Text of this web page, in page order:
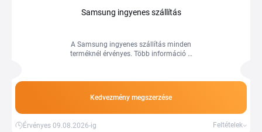
Samsung ingyenes szállítás
A Samsung ingyenes szállítás minden
terméknél érvényes. Több információ a
Kedvezmény megszerzése
Érvényes 09.08.2026-ig Feltételek